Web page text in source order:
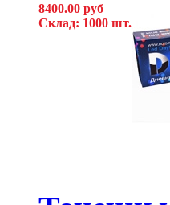
8400.00 руб
Склад: 1000 шт.